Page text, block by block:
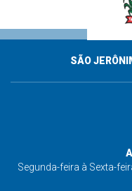
SÃO
Segunda-feira à Sexta-